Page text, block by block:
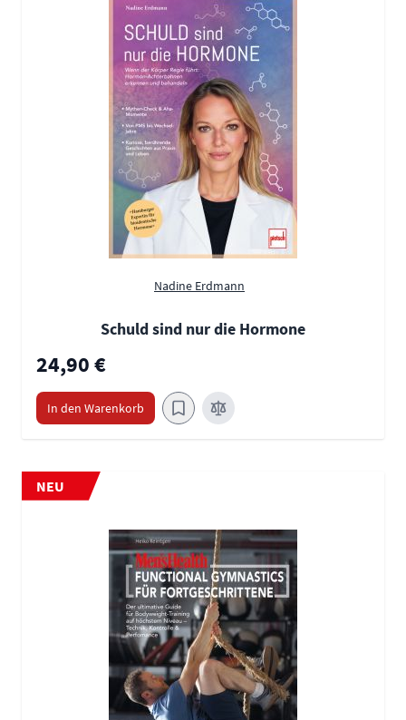
Nadine Erdmann
Schuld sind nur die Hormone
24,90 €
In den Warenkorb
NEU